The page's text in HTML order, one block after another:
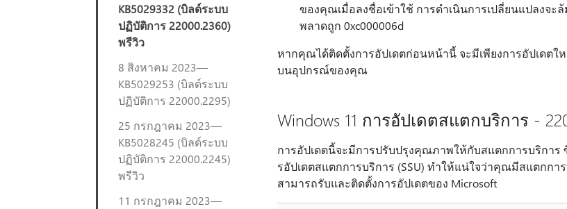
KB5029332 (บิลด์ระบบ
ปฏิบัติการ 22000.2360)
พรีวิว
8 สิงหาคม 2023—
KB5029253 (บิลด์ระบบ
ปฏิบัติการ 22000.2295)
25 กรกฎาคม 2023—
KB5028245 (บิลด์ระบบ
ปฏิบัติการ 22000.2245)
พรีวิว
11 กรกฎาคม 2023—
ของคุณเมื่อลงชื่อเข้าใช้ การดําเนินการเปลี่ยนแปลงจ
พลาดถูก 0xc000006d
หากคุณได้ติดตั้งการอัปเดตก่อนหน้านี้ จะมีเพียงการอัปเดต
บนอุปกรณ์ของคุณ
Windows 11 การอัปเดตสแตกบริการ -
การอัปเดตนี้จะมีการปรับปรุงคุณภาพให้กับสแตกการบริการ
รอัปเดตสแตกการบริการ (SSU) ทําให้แน่ใจว่าคุณมีสแตกก
สามารถรับและติดตั้งการอัปเดตของ Microsoft